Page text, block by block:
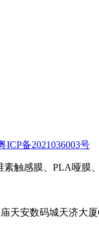
ICP备2021036003号
触感膜、PLA哑膜
天安数码城天济大厦